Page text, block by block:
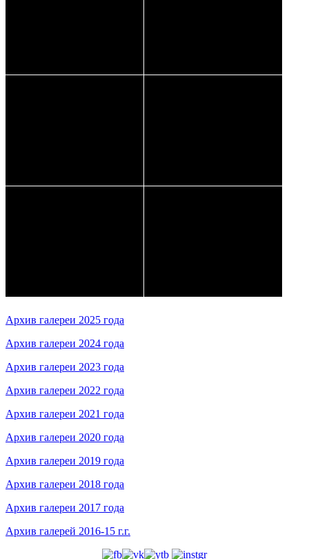
Архив галереи 2025 года
Архив галереи 2024 года
Архив галереи 2023 года
Архив галереи 2022 года
Архив галереи 2021 года
Архив галереи 2020 года
Архив галереи 2019 года
Архив галереи 2018 года
Архив галереи 2017 года
Архив галерей 2016-15 г.г.